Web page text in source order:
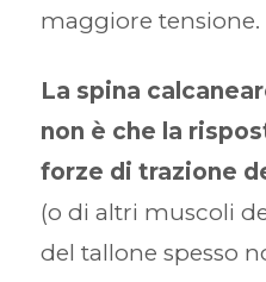
maggiore tensione.
La spina
non è che la
forze di trazione
(o di altri muscoli
del tallone spesso